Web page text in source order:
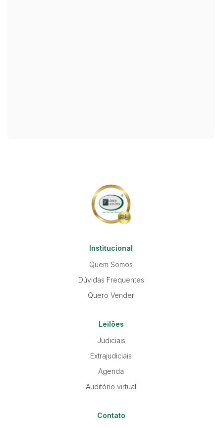
Institucional
Quem Somos
Dúvidas Frequentes
Quero Vender
Leilões
Judiciais
Extrajudiciais
Agenda
Auditório virtual
Contato